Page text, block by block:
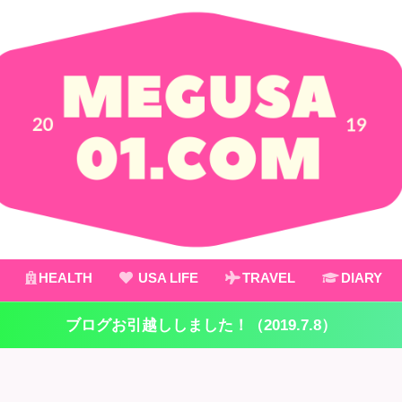
HEALTH USA LIFE TRAVEL DIARY
ブログお引越ししました！（2019.7.8）